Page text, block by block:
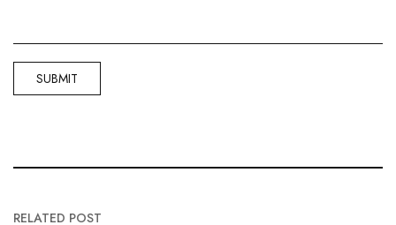
RELATED POST